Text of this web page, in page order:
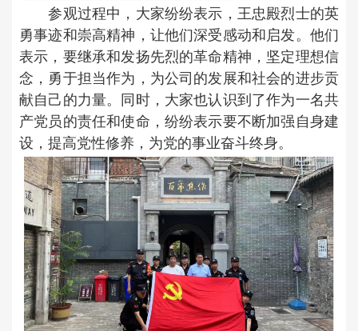
参观过程中，大家纷纷表示，王忠殿烈士的英
勇事迹和崇高精神，让他们深受感动和启发。他们
表示，要继承和发扬先烈的革命精神，坚定理想信
念，勇于担当作为，为公司的发展和社会的进步贡
献自己的力量。同时，大家也认识到了作为一名共
产党员的责任和使命，纷纷表示要不断加强自身建
设，提高党性修养，为党的事业奋斗终身。